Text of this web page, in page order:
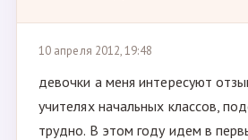
10 апреля 2012, 19:48
девочки а меня интересуют
учителях начальных классов,
трудно. В этом году идем в